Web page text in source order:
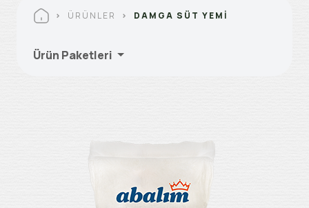
ÜRÜNLER DAMGA SÜT YEMI
Ürün Paketleri